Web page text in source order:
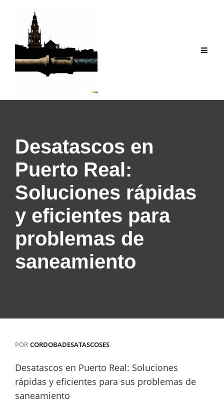
contenido
Desatascos en
Puerto Real:
Soluciones rápidas
y eficientes para
problemas de
saneamiento
POR CORDOBADESATASCOSES
Desatascos en Puerto Real: Soluciones
rápidas y eficientes para sus problemas de
saneamiento